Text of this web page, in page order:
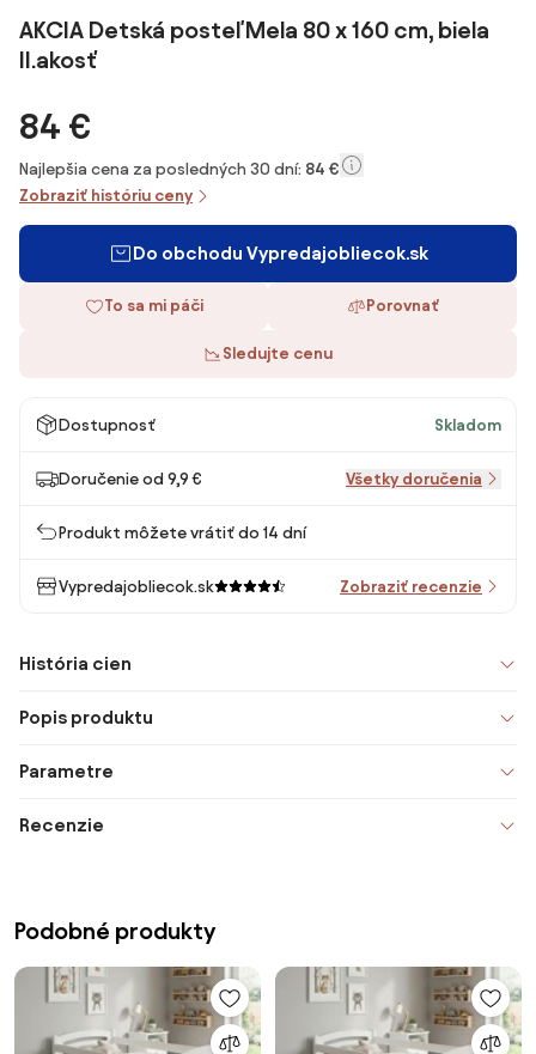
AKCIA Detská posteľ Mela 80 x 160 cm, biela
II.akosť
84 €
Najlepšia cena za posledných 30 dní: 84 €
Zobraziť históriu ceny
Do obchodu Vypredajobliecok.sk
To sa mi páči Porovnať
Sledujte cenu
Dostupnosť Skladom
Doručenie od 9,9 € Všetky doručenia
Produkt môžete vrátiť do 14 dní
Vypredajobliecok.sk Zobraziť recenzie
História cien
Popis produktu
Parametre
Recenzie
Podobné produkty